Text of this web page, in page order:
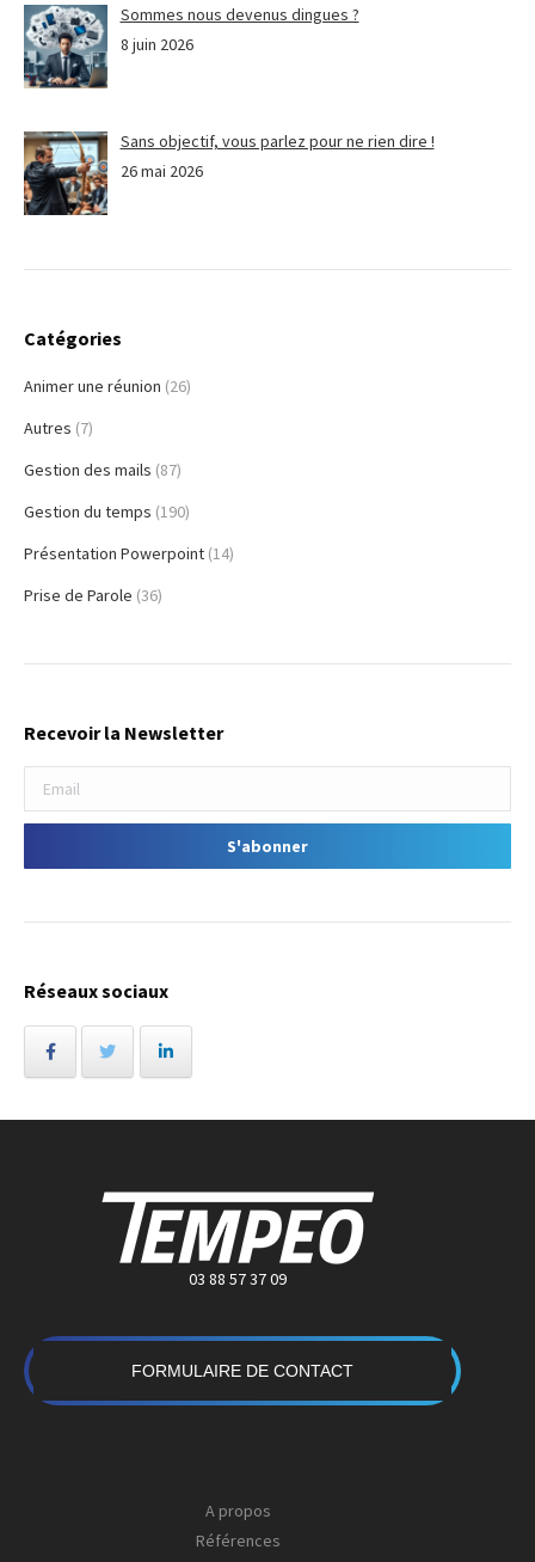
Sommes nous devenus dingues ?
8 juin 2026
Sans objectif, vous parlez pour ne rien dire !
26 mai 2026
Catégories
Animer une réunion (26)
Autres (7)
Gestion des mails (87)
Gestion du temps (190)
Présentation Powerpoint (14)
Prise de Parole (36)
Recevoir la Newsletter
Réseaux sociaux
03 88 57 37 09
FORMULAIRE DE CONTACT
A propos
Références